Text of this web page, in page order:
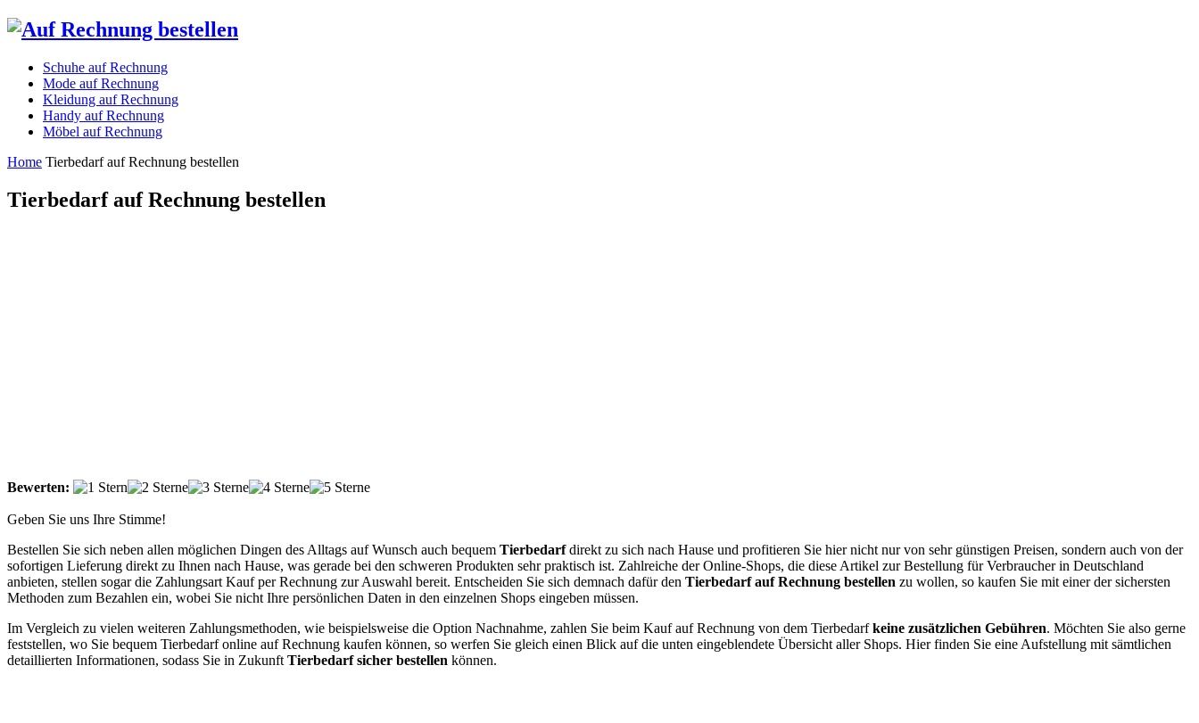
Schuhe auf Rechnung
Mode auf Rechnung
Kleidung auf Rechnung
Handy auf Rechnung
Möbel auf Rechnung
Home Tierbedarf auf Rechnung bestellen
Tierbedarf auf Rechnung bestellen
Bewerten:
Geben Sie uns Ihre Stimme!
Bestellen Sie sich neben allen möglichen Dingen des Alltags auf Wunsch auch bequem Tierbedarfdirekt zu sich nach Hause und profitieren Sie hier nicht nur von sehr günstigen Preisen, sondern auch von der
sofortigen Lieferung direkt zu Ihnen nach Hause, was gerade bei den schweren Produkten sehr praktisch ist. Zahlreiche der Online-Shops, die diese Artikel zur Bestellung für Verbraucher in Deutschland
anbieten, stellen sogar die Zahlungsart Kauf per Rechnung zur Auswahl bereit. Entscheiden Sie sich demnach dafür den Tierbedarf auf Rechnung bestellen zu wollen, so kaufen Sie mit einer der sichersten
Methoden zum Bezahlen ein, wobei Sie nicht Ihre persönlichen Daten in den einzelnen Shops eingeben müssen.
Im Vergleich zu vielen weiteren Zahlungsmethoden, wie beispielsweise die Option Nachnahme, zahlen Sie beim Kauf auf Rechnung von dem Tierbedarfkeine zusätzlichen Gebühren. Möchten Sie also gerne
feststellen, wo Sie bequem Tierbedarf online auf Rechnung kaufen können, so werfen Sie gleich einen Blick auf die unten eingeblendete Übersicht aller Shops. Hier finden Sie eine Aufstellung mit sämtlichen
detaillierten Informationen, sodass Sie in Zukunft Tierbedarf sicher bestellen können.